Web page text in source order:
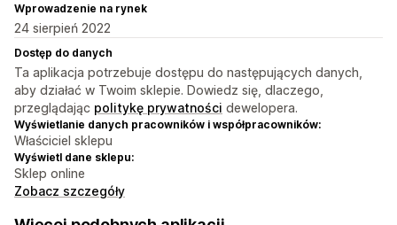
Wprowadzenie na rynek
24 sierpień 2022
Dostęp do danych
Ta aplikacja potrzebuje dostępu do następujących danych,
aby działać w Twoim sklepie. Dowiedz się, dlaczego,
przeglądając politykę prywatności dewelopera.
Wyświetlanie danych pracowników i współpracowników:
Właściciel sklepu
Wyświetl dane sklepu:
Sklep online
Zobacz szczegóły